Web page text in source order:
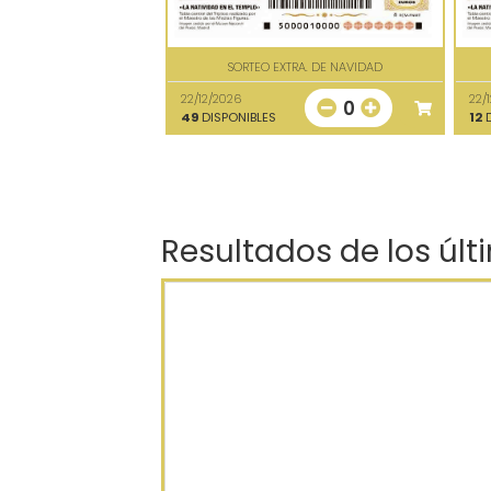
SORTEO EXTRA. DE NAVIDAD
22/12/2026
49 DISPONIBLES 0
22/
12
Resultados de los